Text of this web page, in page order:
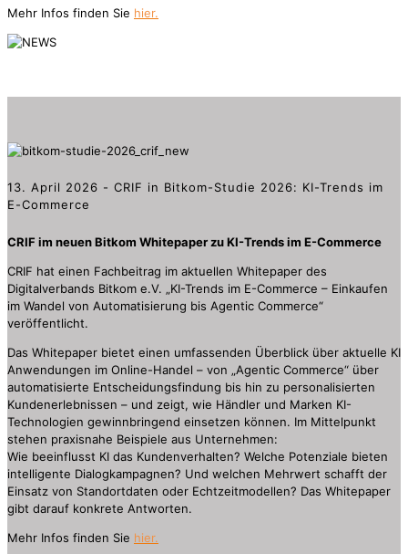
Mehr Infos finden Sie hier.
13. April 2026 - CRIF in Bitkom-Studie 2026: KI-Trends im
E-Commerce
CRIF im neuen Bitkom Whitepaper zu KI-Trends im E-Commerce
CRIF hat einen Fachbeitrag im aktuellen Whitepaper des
Digitalverbands Bitkom e.V. „KI-Trends im E-Commerce – Einkaufen
im Wandel von Automatisierung bis Agentic Commerce“
veröffentlicht.
Das Whitepaper bietet einen umfassenden Überblick über aktuelle KI
Anwendungen im Online-Handel – von „Agentic Commerce“ über
automatisierte Entscheidungsfindung bis hin zu personalisierten
Kundenerlebnissen – und zeigt, wie Händler und Marken KI-
Technologien gewinnbringend einsetzen können. Im Mittelpunkt
stehen praxisnahe Beispiele aus Unternehmen:
Wie beeinflusst KI das Kundenverhalten? Welche Potenziale bieten
intelligente Dialogkampagnen? Und welchen Mehrwert schafft der
Einsatz von Standortdaten oder Echtzeitmodellen? Das Whitepaper
gibt darauf konkrete Antworten.
Mehr Infos finden Sie hier.